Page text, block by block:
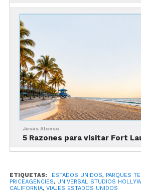
Recuerdos
Experiencias diseñadas para
únicos en Los Ángeles.
El legendario
Jesús Alonso
5 Razones para visitar Fort
ETIQUETAS: ESTADOS UNIDOS, PARQUES
PRICEAGENCIES, UNIVERSAL STUDIOS
CALIFORNIA, VIAJES ESTADOS UNIDOS